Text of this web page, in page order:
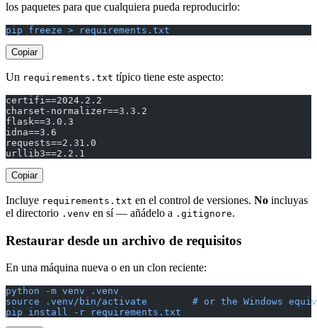
los paquetes para que cualquiera pueda reproducirlo:
pip freeze > requirements.txt
Copiar
Un requirements.txt típico tiene este aspecto:
certifi==2024.2.2
charset-normalizer==3.3.2
flask==3.0.3
idna==3.6
requests==2.31.0
urllib3==2.2.1
Copiar
Incluye requirements.txt en el control de versiones. No incluyas
el directorio .venv en sí — añádelo a .gitignore.
Restaurar desde un archivo de requisitos
En una máquina nueva o en un clon reciente:
python -m venv .venv
source .venv/bin/activate        # or the Windows
pip install -r requirements.txt